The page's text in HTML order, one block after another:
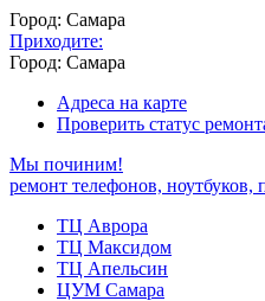
Город: Самара
Приходите:
Город: Самара
Адреса на карте
Проверить статус
Мы починим!
ремонт телефонов,
ТЦ Аврора
ТЦ Максидом
ТЦ Апельсин
ЦУМ Самара